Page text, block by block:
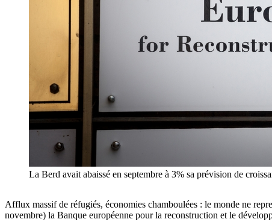
La Berd avait abaissé en septembre à 3% sa prévision de
Afflux massif de réfugiés, économies chamboulées : le monde ne
novembre) la Banque européenne pour la reconstruction et le